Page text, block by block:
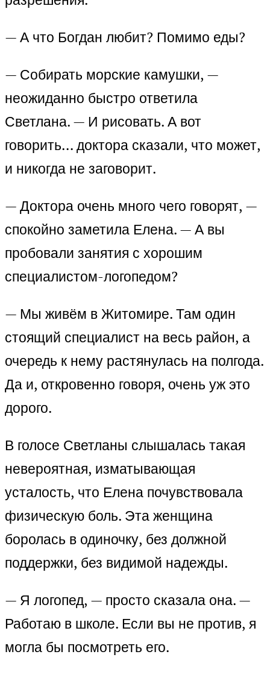
— А что Богдан любит? Помимо еды?
— Собирать морские камушки, —
неожиданно быстро ответила
Светлана. — И рисовать. А вот
говорить… доктора сказали, что может,
и никогда не заговорит.
— Доктора очень много чего говорят, —
спокойно заметила Елена. — А вы
пробовали занятия с хорошим
специалистом-логопедом?
— Мы живём в Житомире. Там один
стоящий специалист на весь район, а
очередь к нему растянулась на полгода.
Да и, откровенно говоря, очень уж это
дорого.
В голосе Светланы слышалась такая
невероятная, изматывающая
усталость, что Елена почувствовала
физическую боль. Эта женщина
боролась в одиночку, без должной
поддержки, без видимой надежды.
— Я логопед, — просто сказала она. —
Работаю в школе. Если вы не против, я
могла бы посмотреть его.